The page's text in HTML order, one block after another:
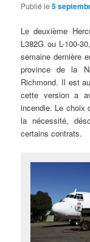
Publié le5
Le deuxième
L382G ou L-100-
semaine dernière
province de la
Richmond. Il est
cette version a
incendie. Le choix
la nécessité,
certains contrats.